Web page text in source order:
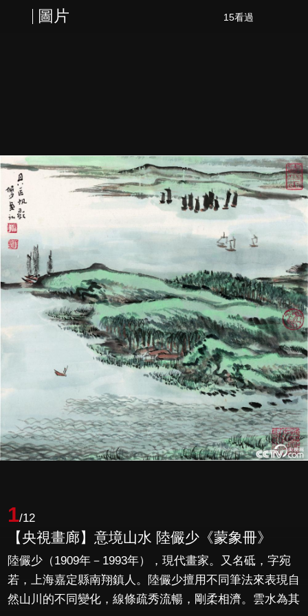
圖片 15看過
1/12
【央視畫廊】意境山水 陸儼少《蒙象冊》
陸儼少（1909年－1993年），現代畫家。又名砥，字宛
若，上海嘉定縣南翔鎮人。陸儼少擅用不同筆法來表現自
然山川的不同變化，線條疏秀流暢，剛柔相濟。雲水為其